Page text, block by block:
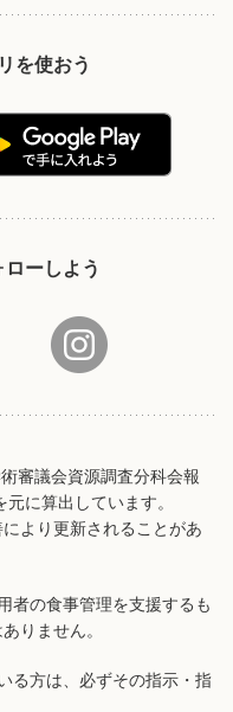
を使おう
ーしよう
審議会資源調査分科会報
に算出しています。
より更新されることがあ
者の食事管理を支援するも
りません。
る方は、必ずその指示・指